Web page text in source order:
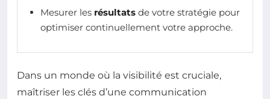
Mesurer les résultats de votre stratégie pour
optimiser continuellement votre approche.
Dans un monde où la visibilité est cruciale,
maîtriser les clés d’une communication